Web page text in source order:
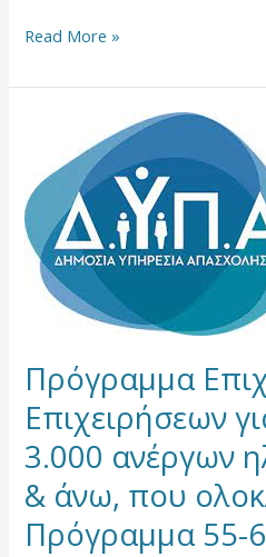
Read More »
Πρόγραμμα
Επιχειρήσεων
3.000 ανέργων
& άνω, που
Πρόγραμμα 55-
Επιχορήγησης
Επιχειρήσεων
για
πρόσληψη
3.000
ανέργων
ηλικίας
άνω,
που
ολοκλήρωσαν
το
Πρόγραμμα
55-